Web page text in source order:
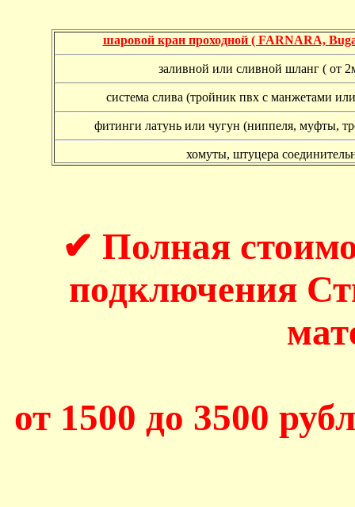
шаровой кран проходной ( FARNARA,
заливной или сливной шланг ( от
система слива (тройник пвх с манжетами
фитинги латунь или чугун (ниппеля, муфты,
хомуты, штуцера
✔ Полная
подключения
от 1500 до 3500